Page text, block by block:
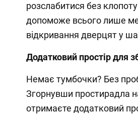
розслабитися без
допоможе всього лише
відкривання дверцят у
Додатковий простір для
Немає тумбочки? Без
Згорнувши простирадла
отримаєте додатковий